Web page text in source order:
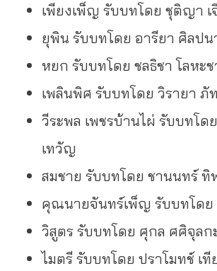
เพียงเพ็ญ รับบทโดย ชุติญา เ
ยุพิน รับบทโดย อารียา ศิลปน
หยก รับบทโดย ชลธิชา โลหะช
เพลินพิศ รับบทโดย วิรายา ภั
วีระพล เพชรบ้านไผ่ รับบทโด
เทวัญ
สมชาย รับบทโดย ชานนทร์ ทิ
คุณนายจันทร์เพ็ญ รับบทโด
วิสูตร รับบทโดย ศุกล ศศิจุลก
ไมตรี รับบทโดย ปราโมทช์ เ